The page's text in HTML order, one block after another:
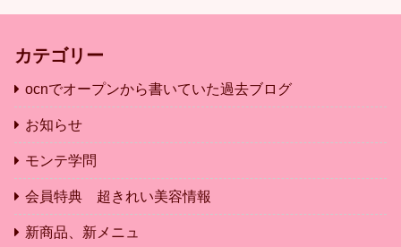
カテゴリー
ocnでオープンから書いていた過去ブログ
お知らせ
モンテ学問
会員特典 超きれい美容情報
新商品、新メニュ